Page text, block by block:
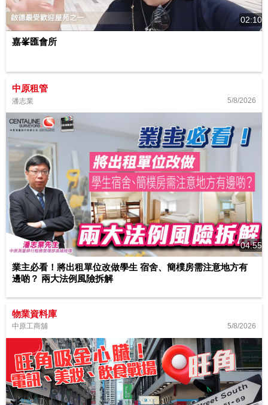
02:10
嘉峯匯會所
中原租管
潘志業 5/8/2026
04:55
業主必看！將出租單位改做學生 宿舍、簡樸房需注意地方有
邊啲？ 兩大法例風險拆解
物業資料庫
中原工商舖 5/8/2026